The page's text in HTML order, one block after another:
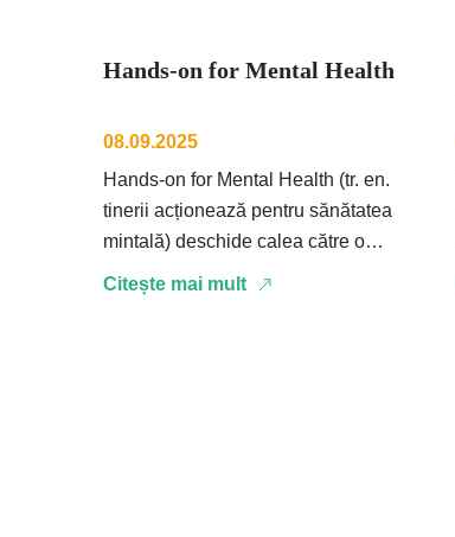
Hands-on for Mental Health
08.09.2025
Hands-on for Mental Health (tr. en.
tinerii acționează pentru sănătatea
mintală) deschide calea către o
campanie mai amplă de advocacy în
Citește mai mult